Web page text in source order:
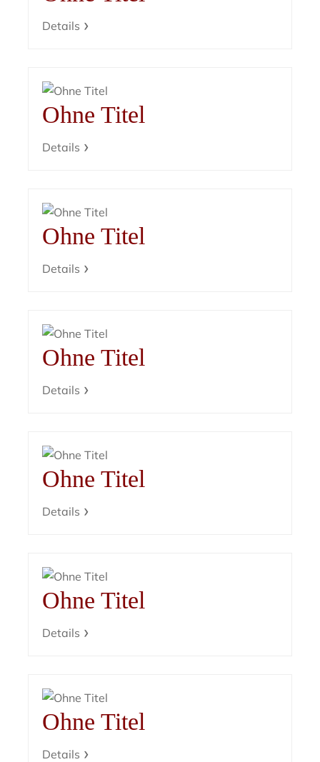
Details
Ohne Titel
Details
Ohne Titel
Details
Ohne Titel
Details
Ohne Titel
Details
Ohne Titel
Details
Ohne Titel
Details